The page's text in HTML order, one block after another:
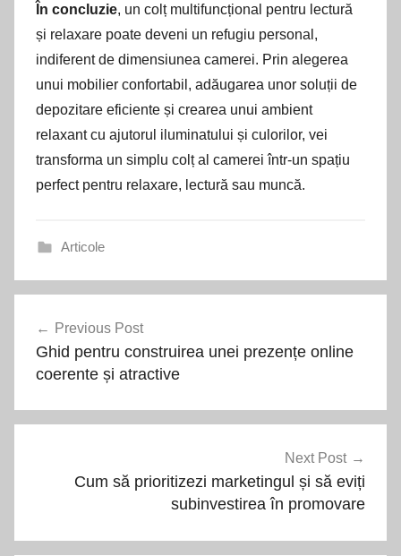
În concluzie, un colț multifuncțional pentru lectură
și relaxare poate deveni un refugiu personal,
indiferent de dimensiunea camerei. Prin alegerea
unui mobilier confortabil, adăugarea unor soluții de
depozitare eficiente și crearea unui ambient
relaxant cu ajutorul iluminatului și culorilor, vei
transforma un simplu colț al camerei într-un spațiu
perfect pentru relaxare, lectură sau muncă.
Articole
articole
Previous Post
Ghid pentru construirea unei prezențe online
coerente și atractive
Next Post
Cum să prioritizezi marketingul și să eviți
subinvestirea în promovare